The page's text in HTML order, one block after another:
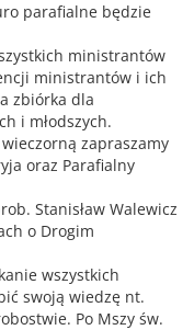
parafialne będzie
ministrantów
ministrantów i ich
zbiórka dla
i młodszych.
zapraszamy
oraz Parafialny
Stanisław Walewicz
o Drogim
wszystkich
swoją wiedzę nt.
Po Mszy św.